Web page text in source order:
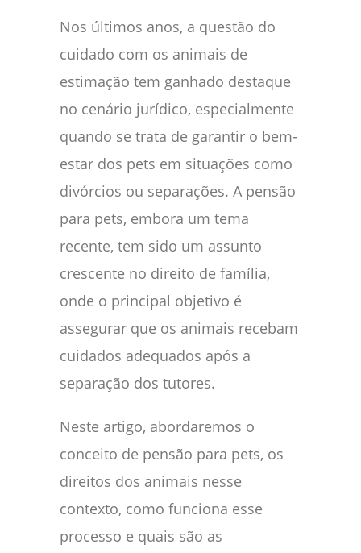
Nos últimos anos, a questão do
cuidado com os animais de
estimação tem ganhado destaque
no cenário jurídico, especialmente
quando se trata de garantir o bem-
estar dos pets em situações como
divórcios ou separações. A pensão
para pets, embora um tema
recente, tem sido um assunto
crescente no direito de família,
onde o principal objetivo é
assegurar que os animais recebam
cuidados adequados após a
separação dos tutores.
Neste artigo, abordaremos o
conceito de pensão para pets, os
direitos dos animais nesse
contexto, como funciona esse
processo e quais são as